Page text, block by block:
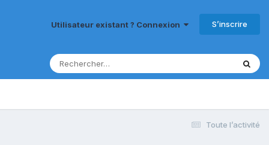
Utilisateur existant ? Connexion S’inscrire
Toute l’activité